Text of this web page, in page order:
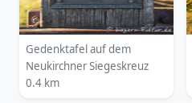
Gedenktafel auf dem
Neukirchner Siegeskreuz
0.4 km